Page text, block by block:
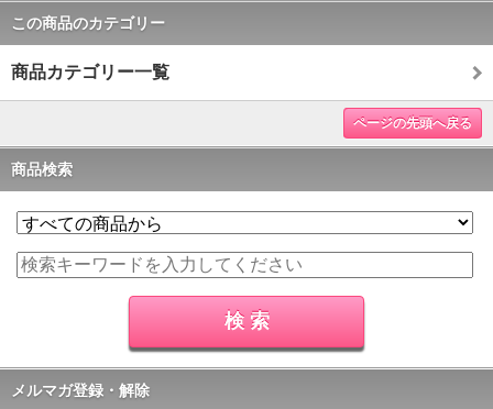
この商品のカテゴリー
商品カテゴリー一覧
ページの先頭へ戻る
商品検索
メルマガ登録・解除